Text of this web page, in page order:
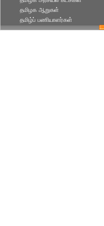
தமிழக ஆறுகள்
தமிழ்ப் பணியாளர்கள்